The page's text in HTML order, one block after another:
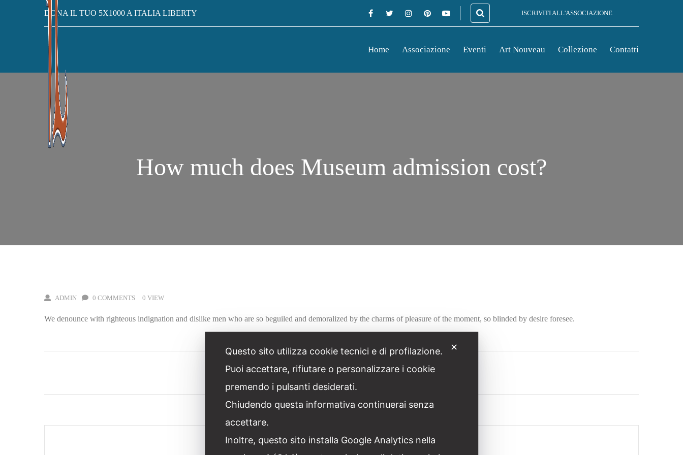
DONA IL TUO 5X1000 A ITALIA LIBERTY ISCRIVITI ALL'ASSOCIAZIONE
Home Associazione Eventi Art Nouveau Collezione Contatti
How much does Museum admission cost?
ADMIN 0 COMMENTS 0 VIEW
We denounce with righteous indignation and dislike men who are so beguiled and demoralized by the charms of pleasure of the moment, so blinded by desire foresee.
Facebook Twitter Linkedin
ARTICOLO SUCCESSIVO
✕
Questo sito utilizza cookie tecnici e di profilazione.
Puoi accettare, rifiutare o personalizzare i cookie
premendo i pulsanti desiderati.
Chiudendo questa informativa continuerai senza
accettare.
Inoltre, questo sito installa Google Analytics nella